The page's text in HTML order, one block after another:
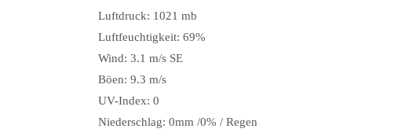
Luftdruck: 1021 mb
Luftfeuchtigkeit: 69%
Wind: 3.1 m/s SE
Böen: 9.3 m/s
UV-Index: 0
Niederschlag: 0mm /0% / Regen